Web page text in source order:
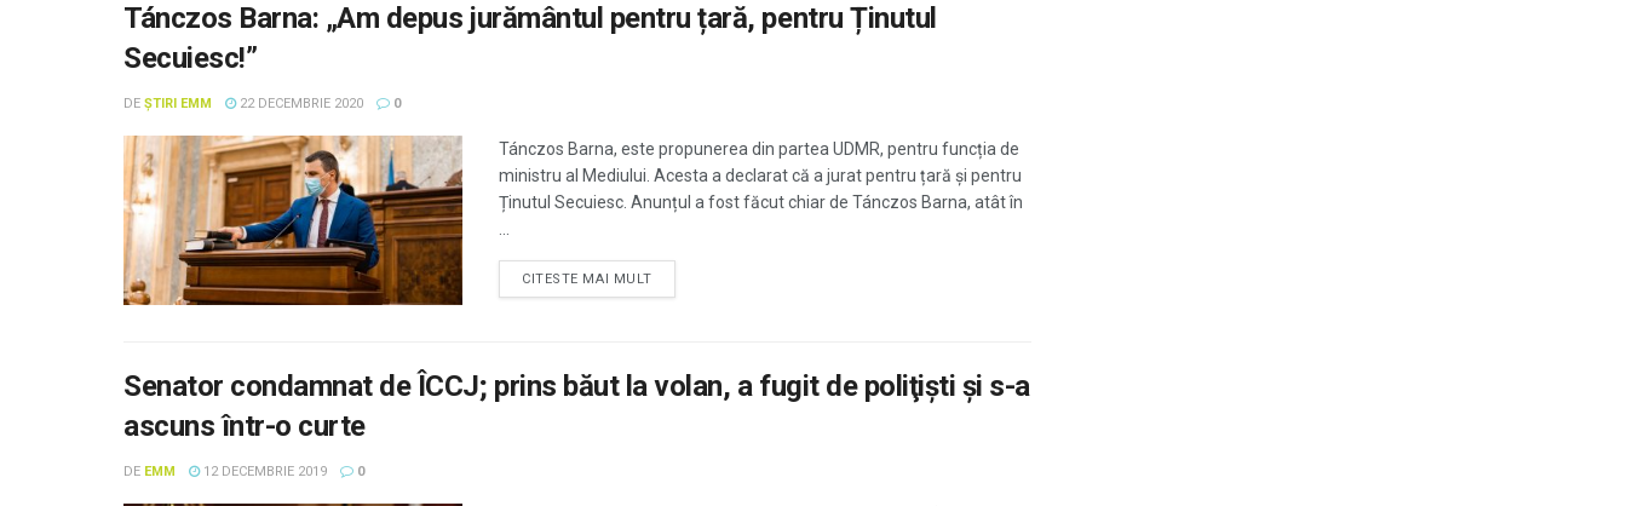
Tánczos Barna: „Am depus jurământul pentru țară, pentru Ținutul
Secuiesc!”
DE ȘTIRI EMM 22 DECEMBRIE 2020 0
Tánczos Barna, este propunerea din partea UDMR, pentru funcția de
ministru al Mediului. Acesta a declarat că a jurat pentru țară și pentru
Ținutul Secuiesc. Anunțul a fost făcut chiar de Tánczos Barna, atât în
CITESTE MAI MULT
Senator condamnat de ÎCCJ; prins băut la volan, a fugit de poliţişti şi s-a
ascuns într-o curte
DE EMM 12 DECEMBRIE 2019 0